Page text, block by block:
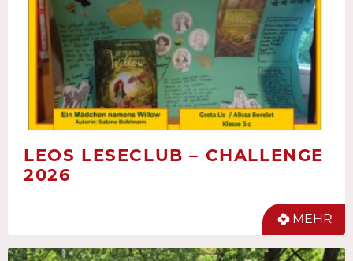
LEOS LESECLUB – CHALLENGE
2026
MEHR